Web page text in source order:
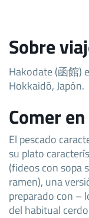
Sobre
Hakodate (函館)
Hokkaidō, Japón.
Comer
El pescado
su plato
(fideos con sopa
ramen), una
preparado con –
del habitual